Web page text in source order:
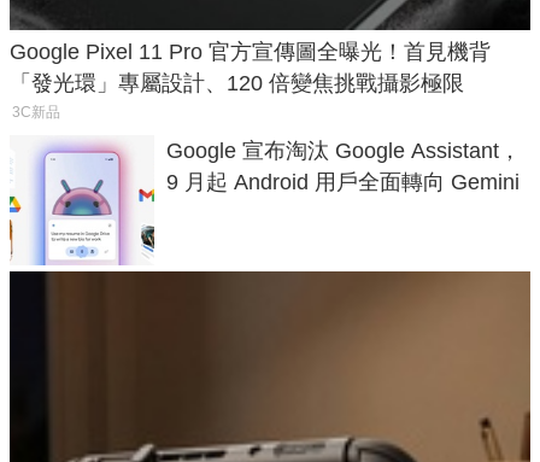
Google Pixel 11 Pro 官方宣傳圖全曝光！首見機背
「發光環」專屬設計、120 倍變焦挑戰攝影極限
3C新品
Google 宣布淘汰 Google Assistant，
9 月起 Android 用戶全面轉向 Gemini